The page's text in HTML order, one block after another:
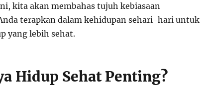
kita akan membahas tujuh kebiasaan
terapkan dalam kehidupan sehari-hari untuk
yang lebih sehat.
Hidup Sehat Penting?